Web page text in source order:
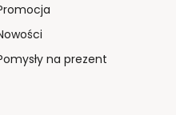
na prezent